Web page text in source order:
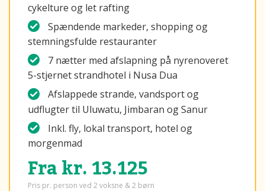
cykelture og let rafting
Spændende markeder, shopping og
stemningsfulde restauranter
7 nætter med afslapning på nyrenoveret
5-stjernet strandhotel i Nusa Dua
Afslappede strande, vandsport og
udflugter til Uluwatu, Jimbaran og Sanur
Inkl. fly, lokal transport, hotel og
morgenmad
Fra kr. 13.125
Pris pr. person ved 2 voksne & 2 børn